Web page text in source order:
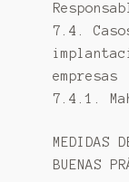
7.4.
empresas
7.4.1.
MEDIDAS
BUENAS